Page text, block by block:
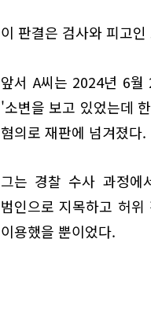
이 판결은 검사와 피고
앞서 A씨는 2024년 6월
'소변을 보고 있었는데
혐의로 재판에 넘겨졌다.
그는 경찰 수사 과정에
범인으로 지목하고 허
이용했을 뿐이었다.